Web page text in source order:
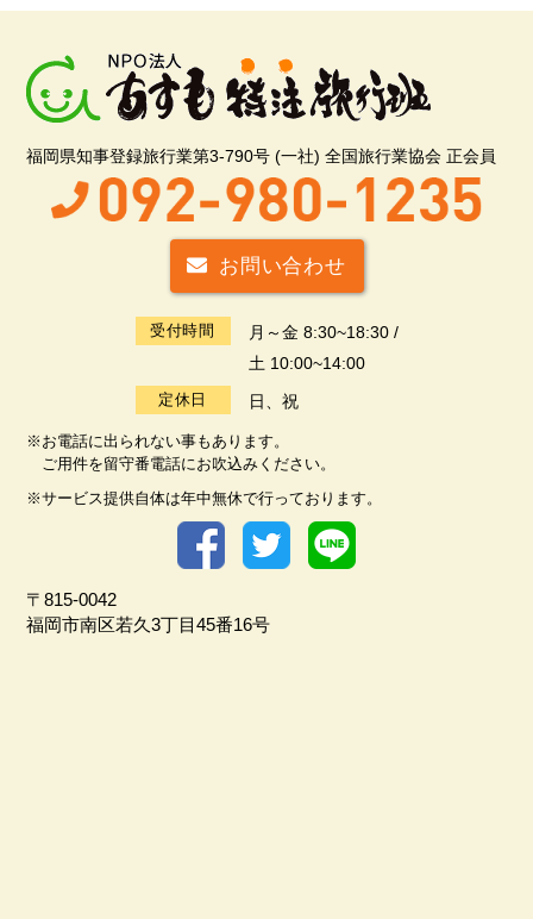
福岡県知事登録旅行業第3-790号 (一社) 全国旅行業協会 正会員
お問い合わせ
受付時間
月～金 8:30~18:30 /
土 10:00~14:00
定休日 日、祝
※お電話に出られない事もあります。
ご用件を留守番電話にお吹込みください。
※サービス提供自体は年中無休で行っております。
〒815-0042
福岡市南区若久3丁目45番16号